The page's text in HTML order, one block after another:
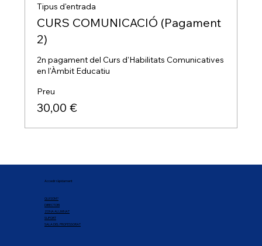
Tipus d'entrada
CURS COMUNICACIÓ (Pagament
2)
2n pagament del Curs d'Habilitats Comunicatives
en l'Àmbit Educatiu
Preu
30,00 €
Accedir ràpidament
QUI SOM?
DIRECTORI
ZONA ALUMNAT
SUPORT
SALA DEL PROFESSORAT